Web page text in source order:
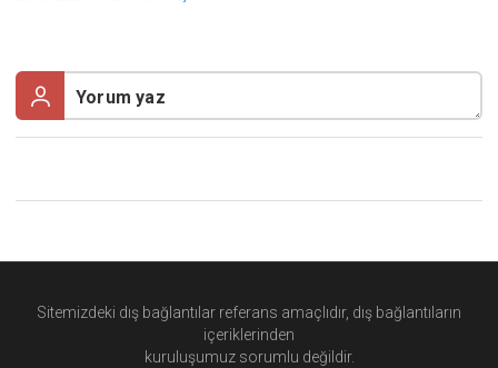
Sitemizdeki dış bağlantılar referans amaçlıdır, dış bağlantıların
içeriklerinden
kuruluşumuz sorumlu değildir.